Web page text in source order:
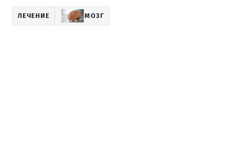
ЛЕЧЕНИЕ МОЗГ